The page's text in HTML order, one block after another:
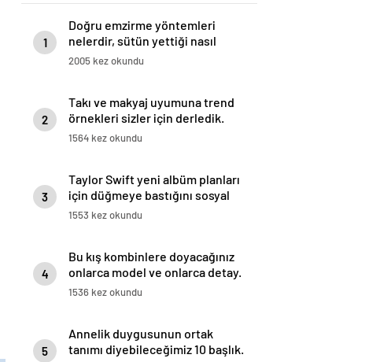
1
Doğru emzirme yöntemleri
nelerdir, sütün yettiği nasıl
anlaşılır?
2005 kez okundu
2
Takı ve makyaj uyumuna trend
örnekleri sizler için derledik.
1564 kez okundu
3
Taylor Swift yeni albüm planları
için düğmeye bastığını sosyal
medyadan duyurdu!
1553 kez okundu
4
Bu kış kombinlere doyacağınız
onlarca model ve onlarca detay.
1536 kez okundu
5
Annelik duygusunun ortak
tanımı diyebileceğimiz 10 başlık.